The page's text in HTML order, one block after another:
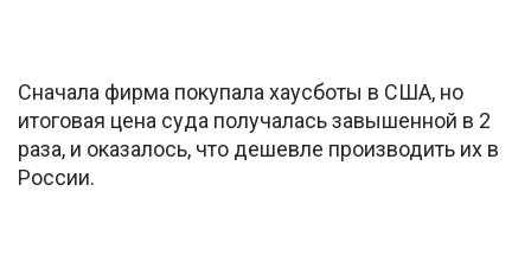
Сначала фирма покупала хаусботы в США, но
итоговая цена суда получалась завышенной в 2
раза, и оказалось, что дешевле производить их в
России.